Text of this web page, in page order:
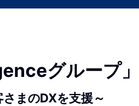
グループ
まのDXを支援～